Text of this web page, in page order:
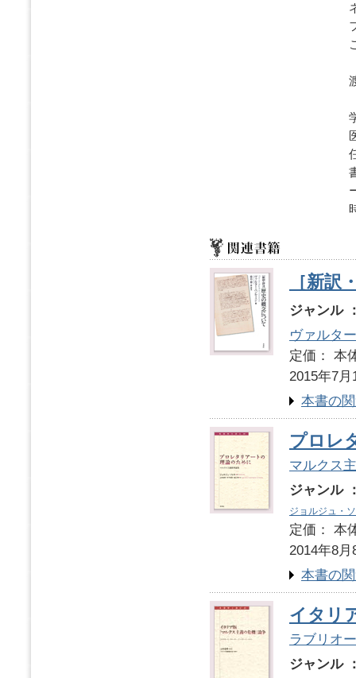
［新訳
ジャンル
ヴァルタ
定価：
2015年7月
本書の
プロレ
マルクス
ジャンル
ジョルジュ・
定価：
2014年8月
本書の
イタリ
ラブリオ
ジャンル